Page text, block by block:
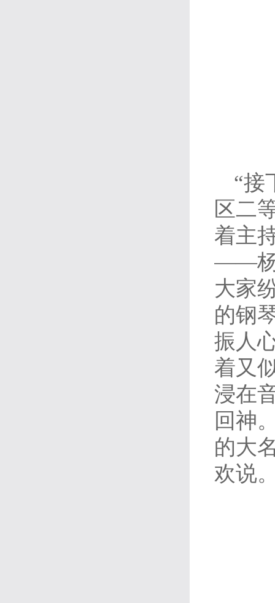
“接
区二
着主
——杨
大家
的钢
振人
着又
浸在
回神
的大
欢说